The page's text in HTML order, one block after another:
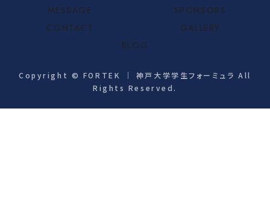
MESSAGE
SPONSORS
CONTACT
GALLERY
BLOG
Copyright © FORTEK ｜ 神戸大学学生フォーミュラ All
Rights Reserved.